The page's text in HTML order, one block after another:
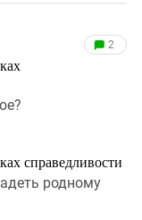
2
справедливости
родному